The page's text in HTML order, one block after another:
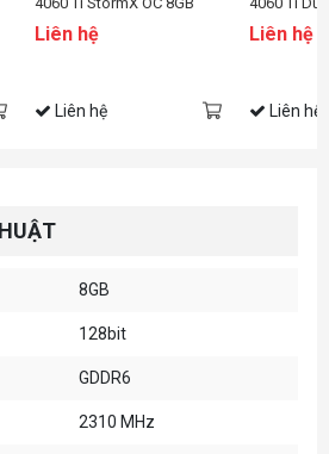
Liên hệ
Liên hệ
Liên hệ
Liên hệ
8GB
128bit
GDDR6
2310 MHz